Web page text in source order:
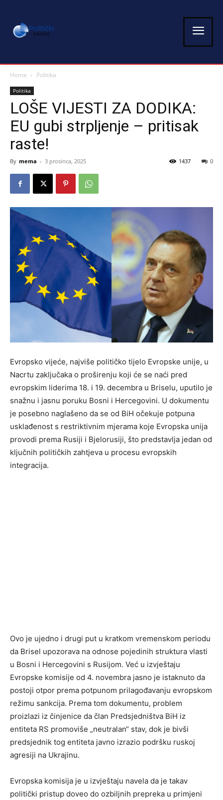
Home Politika
Politika
LOŠE VIJESTI ZA DODIKA:
EU gubi strpljenje – pritisak
raste!
By mema - 3 prosinca, 2025 0
1437
Evropsko vijeće, najviše političko tijelo Evropske unije, u
Nacrtu zaključaka o proširenju koji će se naći pred
evropskim liderima 18. i 19. decembra u Briselu, uputilo je
snažnu i jasnu poruku Bosni i Hercegovini. U dokumentu
je posebno naglašeno da se od BiH očekuje potpuna
usklađenost s restriktivnim mjerama koje Evropska unija
provodi prema Rusiji i Bjelorusiji, što predstavlja jedan od
ključnih političkih zahtjeva u procesu evropskih
integracija.
Ovo je ujedno i drugi put u kratkom vremenskom periodu
da Brisel upozorava na odnose pojedinih struktura vlasti
u Bosni i Hercegovini s Rusijom. Već u izvještaju
Evropske komisije od 4. novembra jasno je istaknuto da
postoji otpor prema potpunom prilagođavanju evropskom
režimu sankcija. Prema tom dokumentu, problem
proizlazi iz činjenice da član Predsjedništva BiH iz
entiteta RS promoviše „neutralan“ stav, dok je bivši
predsjednik tog entiteta javno izrazio podršku ruskoj
agresiji na Ukrajinu.
Evropska komisija je u izvještaju navela da je takav
politički pristup doveo do ozbiljnih prepreka u primjeni